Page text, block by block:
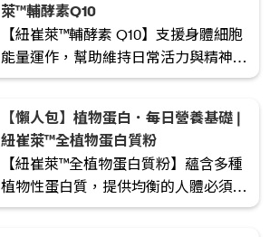
萊™輔酵素Q10
【紐崔萊™輔酵素 Q10】支援身體細胞
能量運作，幫助維持日常活力與精神狀
態。適合關注忙碌生活、體力消耗較大
【懶人包】植物蛋白．每日營養基礎 |
紐崔萊™全植物蛋白質粉
【紐崔萊™全植物蛋白質粉】蘊含多種
植物性蛋白質，提供均衡的人體必須胺
基酸，幫助補充日常蛋白質所需，適合